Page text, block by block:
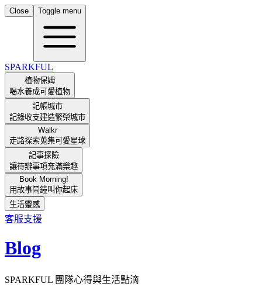
Close Toggle menu
SPARKFUL
植物保姆
喝水養成可愛植物
記帳城市
記錄收支建造繁榮城市
Walkr
走路探索蒐集可愛星球
記事探險
讓待辦事項充滿樂趣
Book Morning!
用故事鬧鐘叫你起床
生活靈感
客服支援
Blog
SPARKFUL 團隊心得與生活點滴